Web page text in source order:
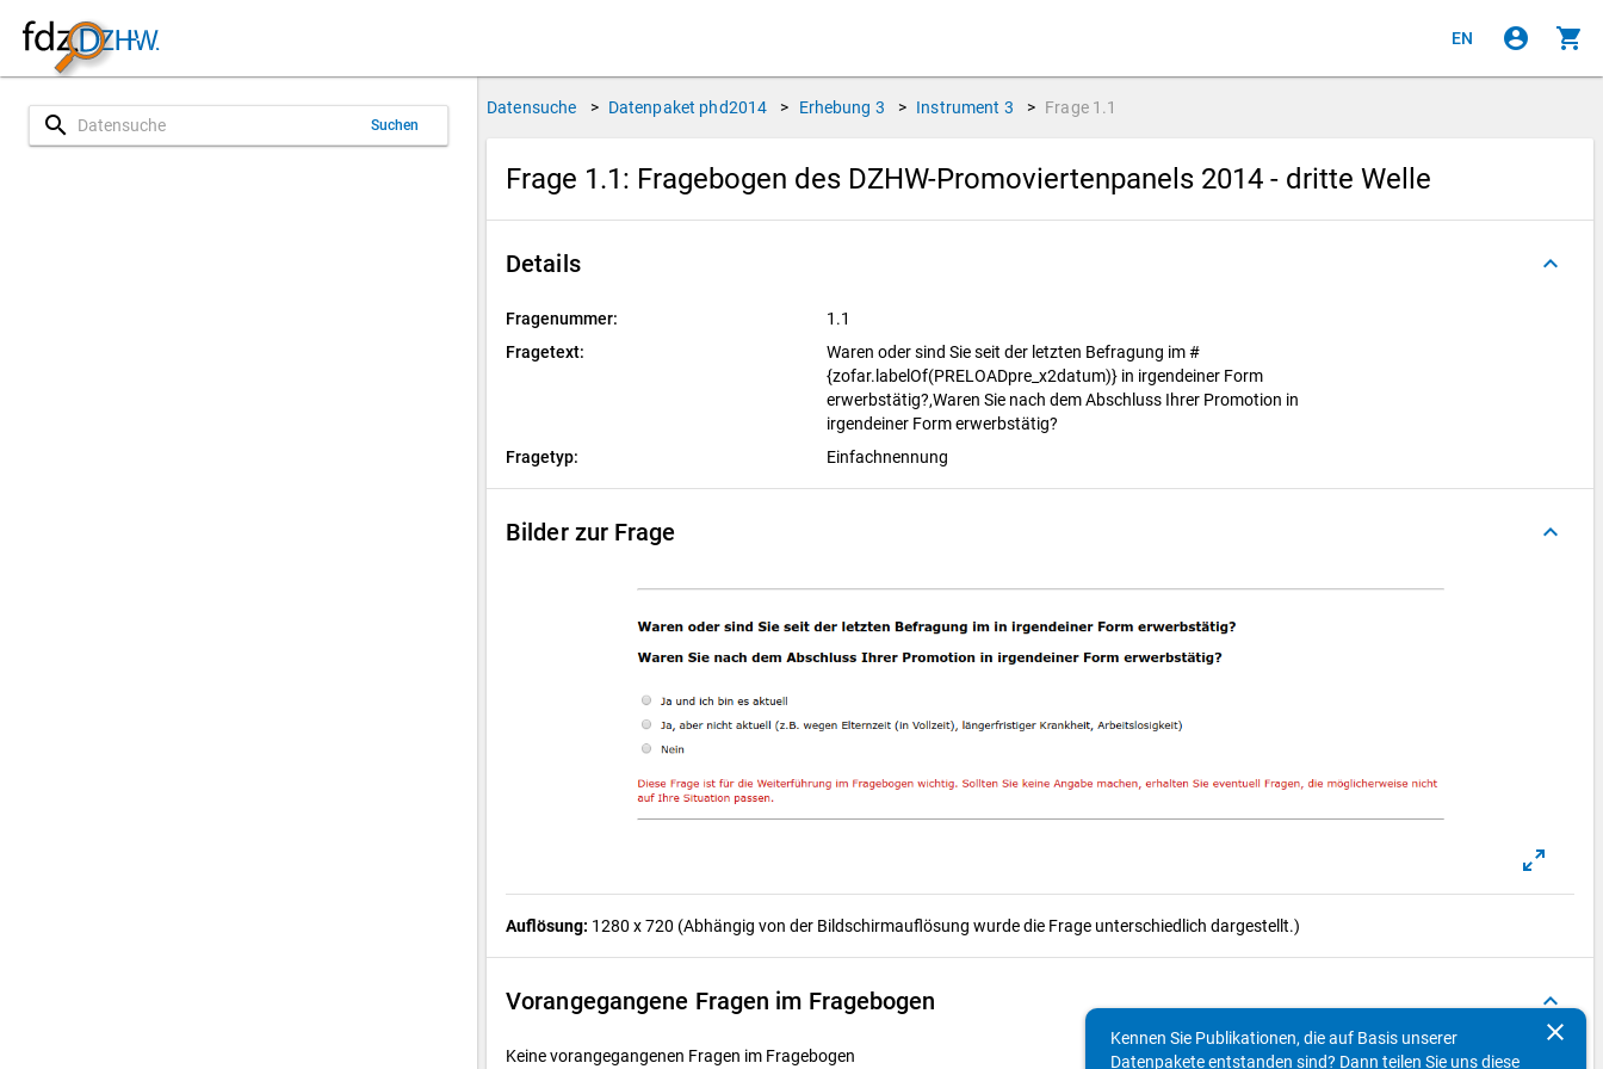
EN account_circle shopping_cart
search Suchen
Datensuche > Datenpaket phd2014 > Erhebung 3 > Instrument 3 > Frage 1.1
Frage 1.1: Fragebogen des DZHW-Promoviertenpanels 2014 - dritte Welle
Details keyboard_arrow_up
Fragenummer:
1.1
Fragetext:
Waren oder sind Sie seit der letzten Befragung im #
{zofar.labelOf(PRELOADpre_x2datum)} in irgendeiner Form
erwerbstätig?,Waren Sie nach dem Abschluss Ihrer Promotion in
irgendeiner Form erwerbstätig?
Fragetyp:
Einfachnennung
Bilder zur Frage keyboard_arrow_up
Auflösung: 1280 x 720 (Abhängig von der Bildschirmauflösung wurde die Frage unterschiedlich dargestellt.)
Vorangegangene Fragen im Fragebogen keyboard_arrow_up
Keine vorangegangenen Fragen im Fragebogen
clear
Kennen Sie Publikationen, die auf Basis unserer
Datenpakete entstanden sind? Dann teilen Sie uns diese